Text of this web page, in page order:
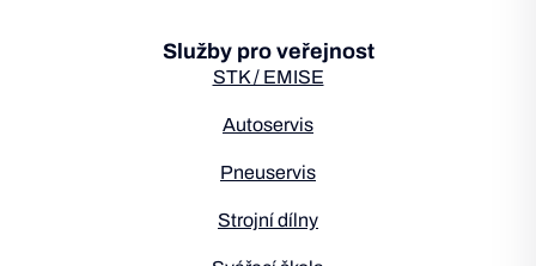
Služby pro veřejnost
STK / EMISE
Autoservis
Pneuservis
Strojní dílny